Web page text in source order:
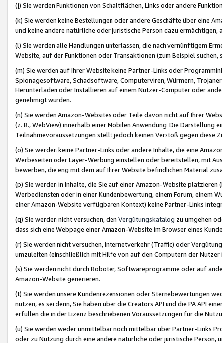
(j) Sie werden Funktionen von Schaltflächen, Links oder andere
(k) Sie werden keine Bestellungen oder andere Geschäfte über eine
und keine andere natürliche oder juristische Person dazu
(l) Sie werden alle Handlungen unterlassen, die nach vernünftigem
Website, auf der Funktionen oder Transaktionen (zum Beispiel
(m) Sie werden auf Ihrer Website keine Partner-Links oder
Spionagesoftware, Schadsoftware, Computerviren, Würmern,
Herunterladen oder Installieren auf einem Nutzer-Computer oder
genehmigt wurden.
(n) Sie werden Amazon-Websites oder Teile davon nicht auf Ihrer
(z. B., WebView) innerhalb einer Mobilen Anwendung. Die Darstellung
Teilnahmevoraussetzungen stellt jedoch keinen Verstoß gegen diese
(o) Sie werden keine Partner-Links oder andere Inhalte, die eine
Werbeseiten oder Layer-Werbung einstellen oder bereitstellen, mit
bewerben, die eng mit dem auf Ihrer Website befindlichen Material
(p) Sie werden in Inhalte, die Sie auf einer Amazon-Website
Werbediensten oder in einer Kundenbewertung, einem Forum, einem
einer Amazon-Website verfügbaren Kontext) keine Partner-Links
(q) Sie werden nicht versuchen, den Vergütungskatalog zu umgehen
dass sich eine Webpage einer Amazon-Website im Browser eines
(r) Sie werden nicht versuchen, Internetverkehr (Traffic) oder
umzuleiten (einschließlich mit Hilfe von auf den Computern der
(s) Sie werden nicht durch Roboter, Softwareprogramme oder auf
Amazon-Website generieren.
(t) Sie werden unsere Kundenrezensionen oder Sternebewertungen
nutzen, es sei denn, Sie haben über die Creators API und die PA API
erfüllen die in der Lizenz beschriebenen Voraussetzungen für die
(u) Sie werden weder unmittelbar noch mittelbar über Partner-Links
oder zu Nutzung durch eine andere natürliche oder juristische